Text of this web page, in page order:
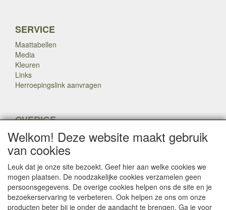
SERVICE
Maattabellen
Media
Kleuren
Links
Herroepingslink aanvragen
OVERIGE
Veteranen
Nieuws
Inkoop
Herroepingslink aanvragen
Copyright Dump Company2009-2025 Webmaster: Dump
Company
Welkom! Deze website maakt gebruik
van cookies
Leuk dat je onze site bezoekt. Geef hier aan welke cookies we
mogen plaatsen. De noodzakelijke cookies verzamelen geen
persoonsgegevens. De overige cookies helpen ons de site en je
bezoekerservaring te verbeteren. Ook helpen ze ons om onze
producten beter bij je onder de aandacht te brengen. Ga je voor